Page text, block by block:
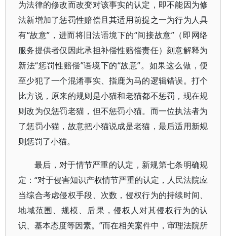
为法律的修改而改变对该事实的认定，即不能因为修
法新增加了惩罚性赔偿且其适用前提之一为行为人具
有“故意”，进而将旧法语境下的“间接故意”（即网络
服务提供者仅因此承担补偿性赔偿责任）刻意解释为
新法“惩罚性赔偿”语境下的“故意”。如果这么做，便
至少犯了一个混淆事实、指鹿为马的逻辑错误。打个
比方说，原来的规则是小猫和老猫都不惩罚，现在规
则改为仅惩罚老猫，但不惩罚小猫。而一位执法者为
了惩罚小猫，故意把小猫说成是老猫，最后适用新规
则惩罚了小猫。
最后，对于情节严重的认定，新规第七条明确规
定：“对于侵害知识产权情节严重的认定，人民法院应
当综合考虑侵权手段、次数，侵权行为的持续时间、
地域范围、规模、后果，侵权人对其侵权行为的认
识、基本态度等因素。”而在相关案件中，审理法院所